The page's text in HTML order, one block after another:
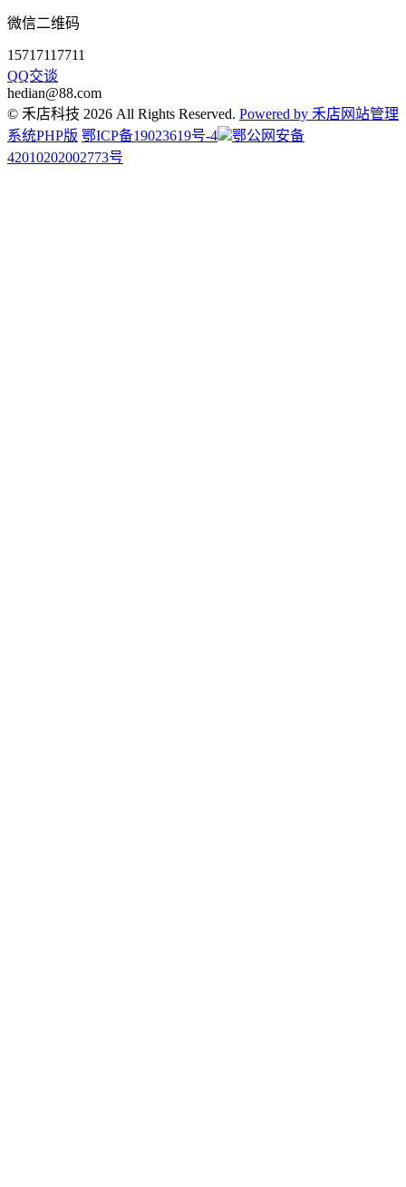
微信二维码
15717117711
QQ交谈
hedian@88.com
© 禾店科技 2026 All Rights Reserved. Powered by 禾店网站管理
系统PHP版 鄂ICP备19023619号-4
鄂公网安备
42010202002773号